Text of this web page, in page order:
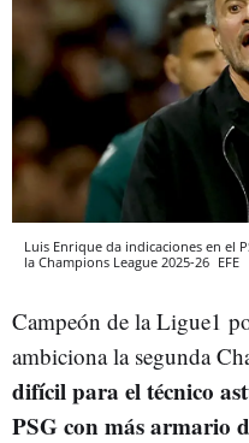
Luis Enrique da indicaciones en el
la Champions League 2025-26 EFE
Campeón de la Ligue1
ambiciona la segunda
difícil para el técnico
PSG con más armario